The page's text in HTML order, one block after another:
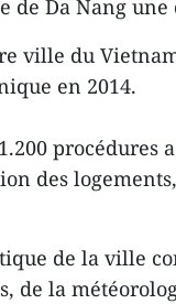
de Da Nang
ville du
en 2014.
des
de la ville
de la